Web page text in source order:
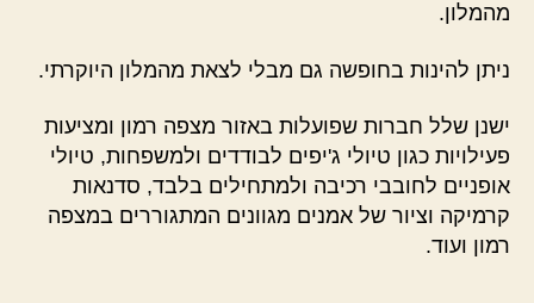
מהמלון.
ניתן להינות בחופשה גם מבלי לצאת מהמלון היוקרתי.
ישנן שלל חברות שפועלות באזור מצפה רמון ומציעות
פעילויות כגון טיולי ג'יפים לבודדים ולמשפחות, טיולי
אופניים לחובבי רכיבה ולמתחילים בלבד, סדנאות
קרמיקה וציור של אמנים מגוונים המתגוררים במצפה
רמון ועוד.